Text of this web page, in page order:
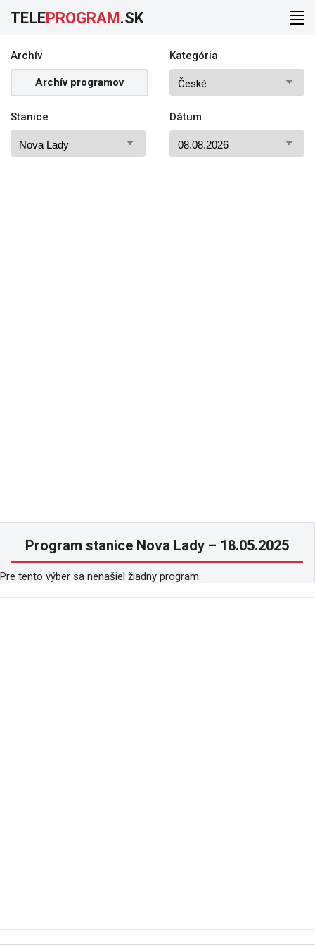
TELEPROGRAM.SK
Archív
Archív programov
Kategória
Stanice Dátum
Program stanice Nova Lady – 18.05.2025
Pre tento výber sa nenašiel žiadny program.